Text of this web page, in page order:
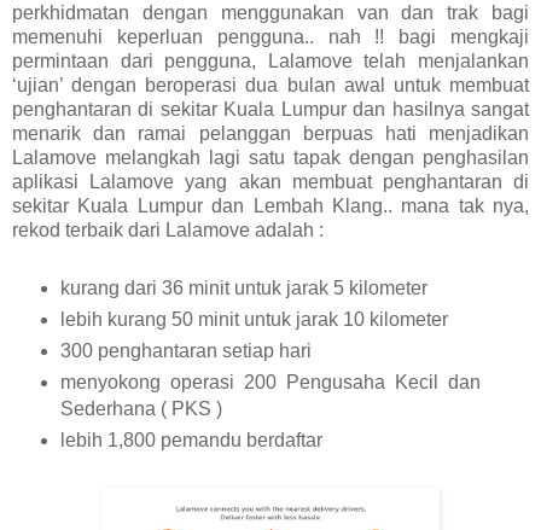
perkhidmatan dengan menggunakan van dan trak bagi
memenuhi keperluan pengguna.. nah !! bagi mengkaji
permintaan dari pengguna, Lalamove telah menjalankan
‘ujian’ dengan beroperasi dua bulan awal untuk membuat
penghantaran di sekitar Kuala Lumpur dan hasilnya sangat
menarik dan ramai pelanggan berpuas hati menjadikan
Lalamove melangkah lagi satu tapak dengan penghasilan
aplikasi Lalamove yang akan membuat penghantaran di
sekitar Kuala Lumpur dan Lembah Klang.. mana tak nya,
rekod terbaik dari Lalamove adalah :
kurang dari 36 minit untuk jarak 5 kilometer
lebih kurang 50 minit untuk jarak 10 kilometer
300 penghantaran setiap hari
menyokong operasi 200 Pengusaha Kecil dan
Sederhana ( PKS )
lebih 1,800 pemandu berdaftar